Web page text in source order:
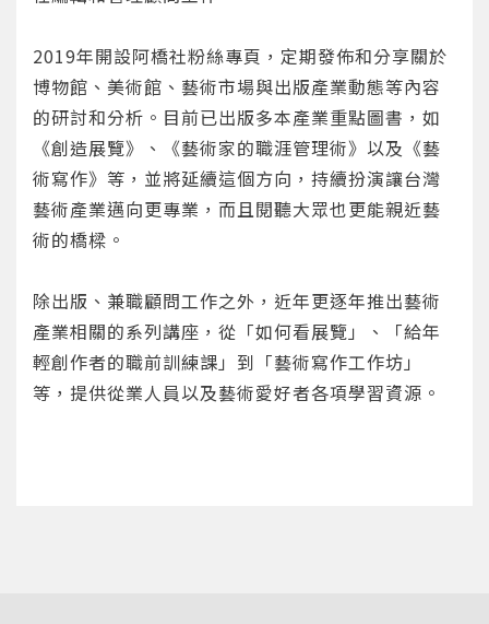
或 或
您將收到一封Email，請依照信件中的指示重新登
重設密碼
系統偵測到您的帳號重複登入，
點擊下方「確定」將前一位使用者強制登出。
確定
取消
2019年開設阿橋社粉絲專頁，定期發佈和分享關於
博物館、美術館、藝術市場與出版產業動態等內容
的研討和分析。目前已出版多本產業重點圖書，如
《創造展覽》、《藝術家的職涯管理術》以及《藝
術寫作》等，並將延續這個方向，持續扮演讓台灣
藝術產業邁向更專業，而且閱聽大眾也更能親近藝
術的橋樑。
除出版、兼職顧問工作之外，近年更逐年推出藝術
產業相關的系列講座，從「如何看展覽」、「給年
輕創作者的職前訓練課」到「藝術寫作工作坊」
等，提供從業人員以及藝術愛好者各項學習資源。